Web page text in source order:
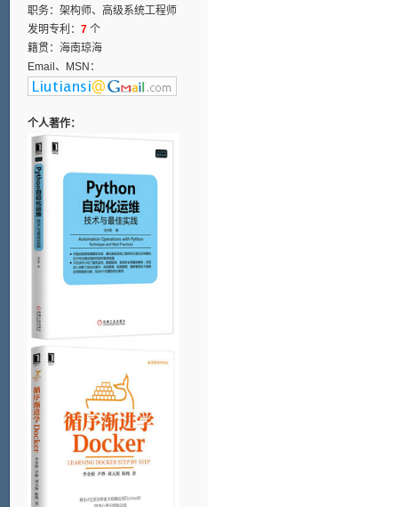
职务：架构师、高级系统工程师
发明专利： 7个
籍贯：海南琼海
Email、MSN：
个人著作：